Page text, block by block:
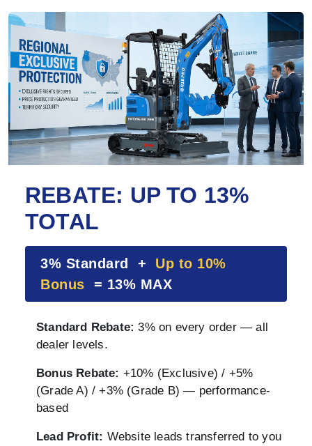
REBATE: UP TO 13%
TOTAL
3% Standard + Up to 10%
Bonus = 13% MAX
Standard Rebate: 3% on every order — all
dealer levels.
Bonus Rebate: +10% (Exclusive) / +5%
(Grade A) / +3% (Grade B) — performance-
based
Lead Profit: Website leads transferred to you